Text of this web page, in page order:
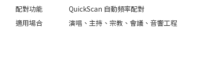
配對功能
QuickScan 自動頻率配對
適用場合
演唱、主持、宗教、會議、音響工程